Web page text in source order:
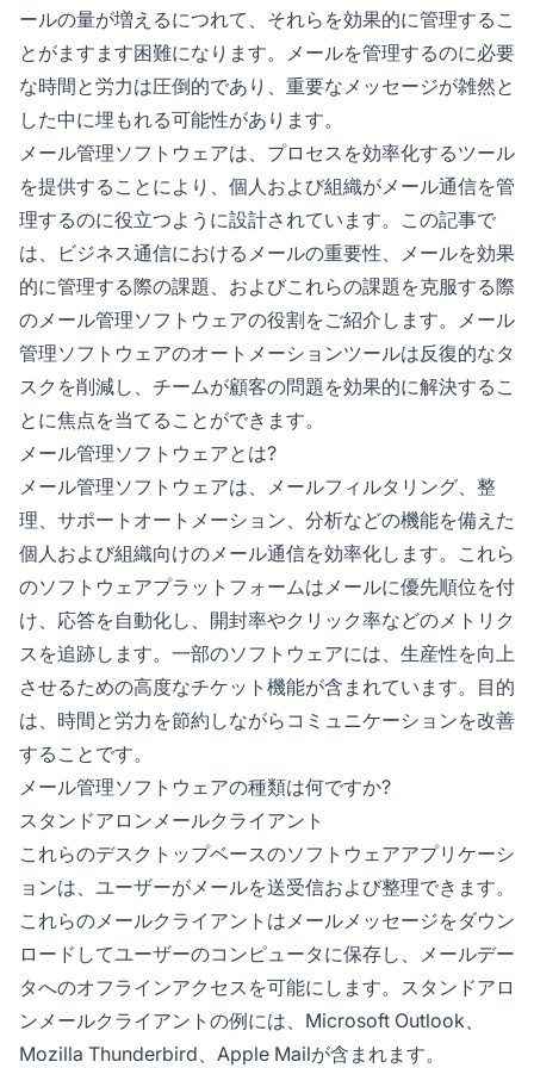
ールの量が増えるにつれて、それらを効果的に管理するこ
とがますます困難になります。メールを管理するのに必要
な時間と労力は圧倒的であり、重要なメッセージが雑然と
した中に埋もれる可能性があります。
メール管理ソフトウェアは、プロセスを効率化するツール
を提供することにより、個人および組織がメール通信を管
理するのに役立つように設計されています。この記事で
は、ビジネス通信におけるメールの重要性、メールを効果
的に管理する際の課題、およびこれらの課題を克服する際
のメール管理ソフトウェアの役割をご紹介します。メール
管理ソフトウェアのオートメーションツールは反復的なタ
スクを削減し、チームが顧客の問題を効果的に解決するこ
とに焦点を当てることができます。
メール管理ソフトウェアとは?
メール管理ソフトウェアは、メールフィルタリング、整
理、サポートオートメーション、分析などの機能を備えた
個人および組織向けのメール通信を効率化します。これら
のソフトウェアプラットフォームはメールに優先順位を付
け、応答を自動化し、開封率やクリック率などのメトリク
スを追跡します。一部のソフトウェアには、生産性を向上
させるための高度なチケット機能が含まれています。目的
は、時間と労力を節約しながらコミュニケーションを改善
することです。
メール管理ソフトウェアの種類は何ですか?
スタンドアロンメールクライアント
これらのデスクトップベースのソフトウェアアプリケーシ
ョンは、ユーザーがメールを送受信および整理できます。
これらのメールクライアントはメールメッセージをダウン
ロードしてユーザーのコンピュータに保存し、メールデー
タへのオフラインアクセスを可能にします。スタンドアロ
ンメールクライアントの例には、Microsoft Outlook、
Mozilla Thunderbird、Apple Mailが含まれます。